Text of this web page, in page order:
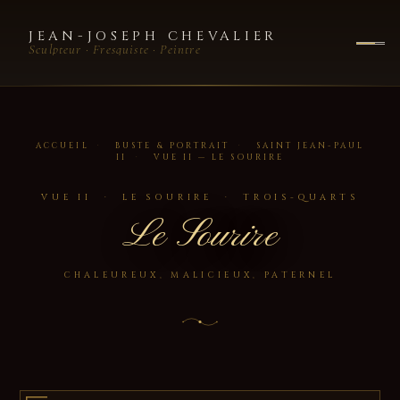
JEAN-JOSEPH CHEVALIER
Sculpteur · Fresquiste · Peintre
ACCUEIL · BUSTE & PORTRAIT ·
SAINT JEAN-PAUL
II
· VUE II — LE SOURIRE
VUE II · LE SOURIRE · TROIS-QUARTS
Le Sourire
CHALEUREUX, MALICIEUX, PATERNEL